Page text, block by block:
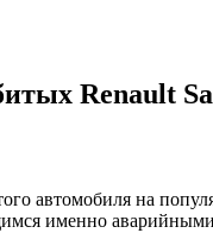
Renault
автомобиля на
именно